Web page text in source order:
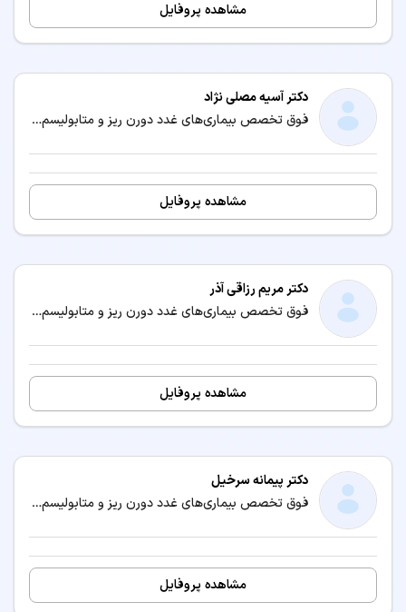
مشاهده پروفایل
دکتر آسیه مصلی نژاد
فوق تخصص بیماری‌های غدد دورن ریز و متابولیسم کودکان (اندوکرینولوژی کودکان) / متخصص بیماری‌های کودکان و نوزادان
مشاهده پروفایل
دکتر مریم رزاقی آذر
فوق تخصص بیماری‌های غدد دورن ریز و متابولیسم کودکان (اندوکرینولوژی کودکان) / متخصص بیماری‌های کودکان و نوزادان
مشاهده پروفایل
دکتر پیمانه سرخیل
فوق تخصص بیماری‌های غدد دورن ریز و متابولیسم کودکان (اندوکرینولوژی کودکان) / متخصص بیماری‌های کودکان و نوزادان
مشاهده پروفایل